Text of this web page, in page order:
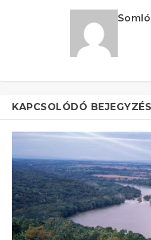
KAPCSOLÓDÓ